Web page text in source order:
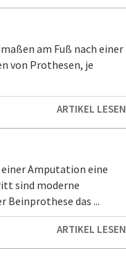
am Fuß nach einer
von Prothesen, je
ARTIKEL LESEN
Amputation eine
sind moderne
Beinprothese das ...
ARTIKEL LESEN